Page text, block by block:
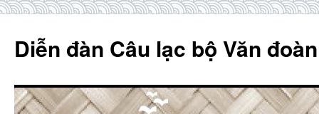
content
Diễn đàn Câu lạc bộ Văn